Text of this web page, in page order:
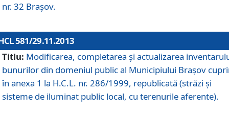
nr. 32 Braşov.
581/29.11.2013
Titlu: Modificarea, completarea şi actualizarea
bunurilor din domeniul public al Municipiului Braşov
în anexa 1 la H.C.L. nr. 286/1999, republicată (străzi şi
sisteme de iluminat public local, cu terenurile aferente).